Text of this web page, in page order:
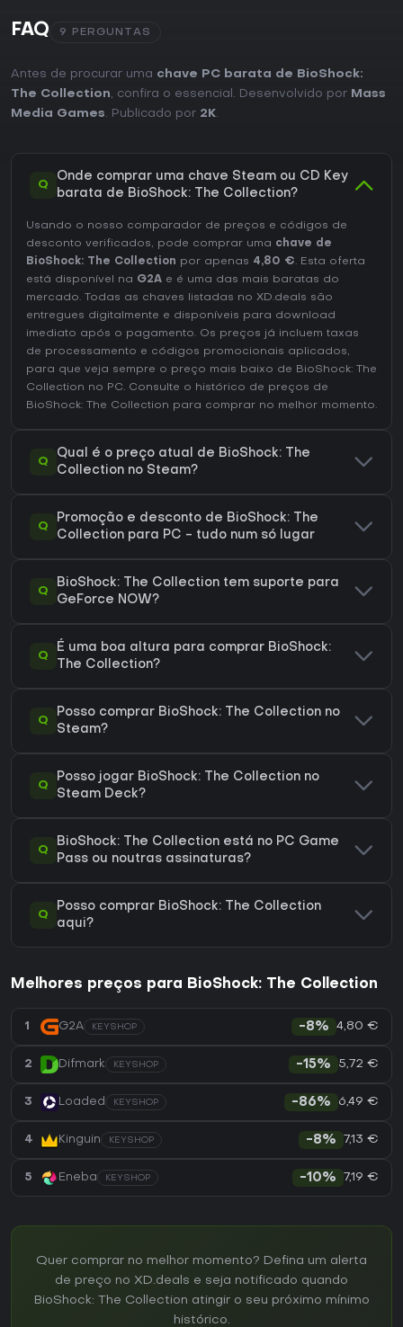
FAQ 9 PERGUNTAS
Antes de procurar uma chave PC barata de BioShock:
The Collection, confira o essencial. Desenvolvido por Mass
Media Games. Publicado por 2K.
Q
Onde comprar uma chave Steam ou CD Key
barata de BioShock: The Collection?
Usando o nosso comparador de preços e códigos de
desconto verificados, pode comprar uma chave de
BioShock: The Collection por apenas 4,80 €. Esta oferta
está disponível na G2A e é uma das mais baratas do
mercado. Todas as chaves listadas no XD.deals são
entregues digitalmente e disponíveis para download
imediato após o pagamento. Os preços já incluem taxas
de processamento e códigos promocionais aplicados,
para que veja sempre o preço mais baixo de BioShock: The
Collection no PC. Consulte o histórico de preços de
BioShock: The Collection para comprar no melhor momento.
Q
Qual é o preço atual de BioShock: The
Collection no Steam?
Q
Promoção e desconto de BioShock: The
Collection para PC - tudo num só lugar
Q
BioShock: The Collection tem suporte para
GeForce NOW?
Q
É uma boa altura para comprar BioShock:
The Collection?
Q
Posso comprar BioShock: The Collection no
Steam?
Q
Posso jogar BioShock: The Collection no
Steam Deck?
Q
BioShock: The Collection está no PC Game
Pass ou noutras assinaturas?
Q
Posso comprar BioShock: The Collection
aqui?
Melhores preços para BioShock: The Collection
1 G2A KEYSHOP -8% 4,80 €
2 Difmark KEYSHOP -15% 5,72 €
3 Loaded KEYSHOP -86% 6,49 €
4 Kinguin KEYSHOP -8% 7,13 €
5 Eneba KEYSHOP -10% 7,19 €
Quer comprar no melhor momento? Defina um alerta
de preço no XD.deals e seja notificado quando
BioShock: The Collection atingir o seu próximo mínimo
histórico.